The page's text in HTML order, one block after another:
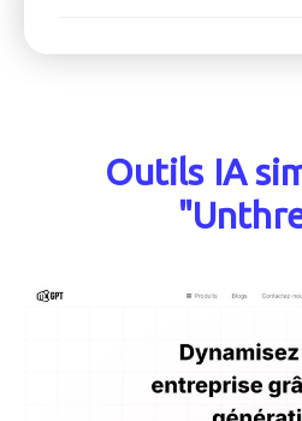
Outils IA